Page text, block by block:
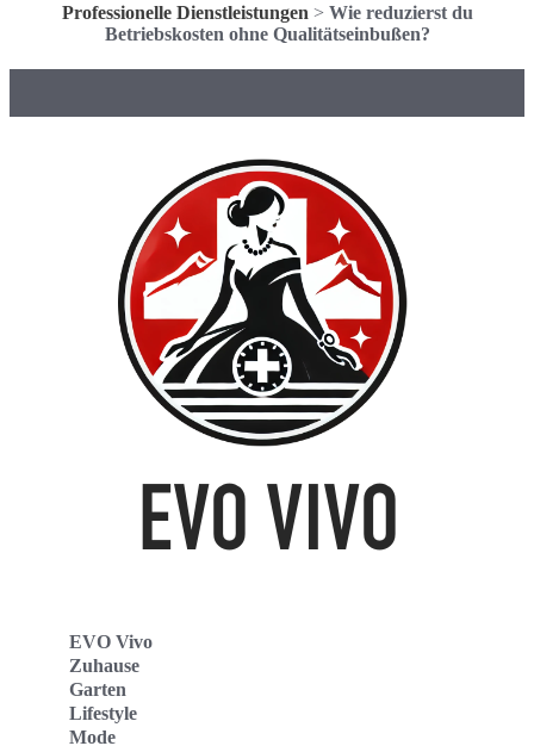
Professionelle Dienstleistungen > Wie reduzierst du
Betriebskosten ohne Qualitätseinbußen?
EVO Vivo
Zuhause
Garten
Lifestyle
Mode